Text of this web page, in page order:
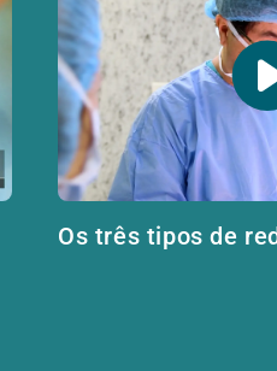
Os três tipos de